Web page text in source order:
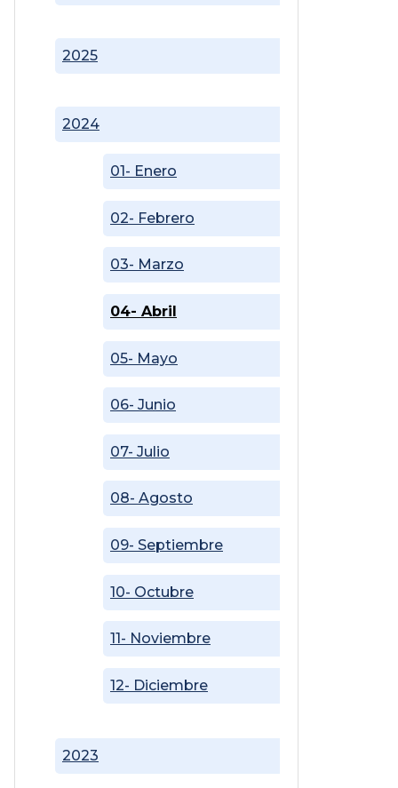
2023
2024
01- Enero
02- Febrero
03- Marzo
04- Abril
05- Mayo
06- Junio
07- Julio
08- Agosto
09- Septiembre
10- Octubre
11- Noviembre
12- Diciembre
2025